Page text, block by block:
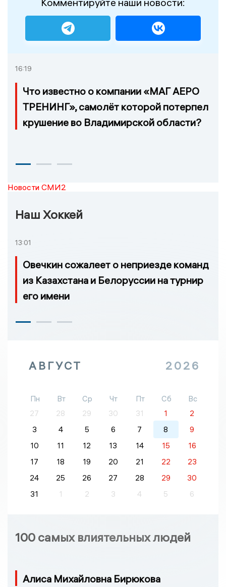
16:19
Что известно о компании «МАГ АЕРО
ТРЕНИНГ», самолёт которой потерпел
крушение во Владимирской области?
Новости СМИ2
Наш Хоккей
13:01
Овечкин сожалеет о неприезде команд
из Казахстана и Белоруссии на турнир
его имени
АВГУСТ 2026
Пн Вт Ср Чт Пт Сб
Вс
27
28 29 30 31 1
2
3
4 5 6 7 8
9
10
11 12 13 14 15
16
17
18 19 20 21 22
23
24
25 26 27 28 29
30
31
1 2 3 4 5 6
100 самых влиятельных людей
Алиса Михайловна Бирюкова